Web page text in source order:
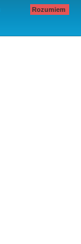
Rozumiem